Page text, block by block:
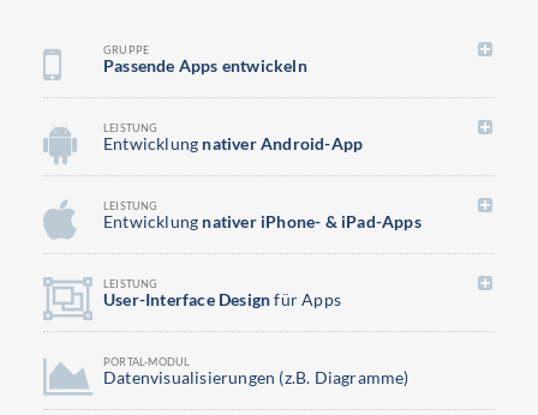
GRUPPE
Passende Apps entwickeln
LEISTUNG
Entwicklung nativer Android-App
LEISTUNG
Entwicklung nativer iPhone- & iPad-Apps
LEISTUNG
User-Interface Designfür Apps
PORTAL-MODUL
Datenvisualisierungen (z.B. Diagramme)